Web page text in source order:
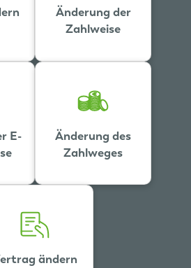
Änderung der
Zahlweise
E-
Änderung des
Zahlweges
ändern